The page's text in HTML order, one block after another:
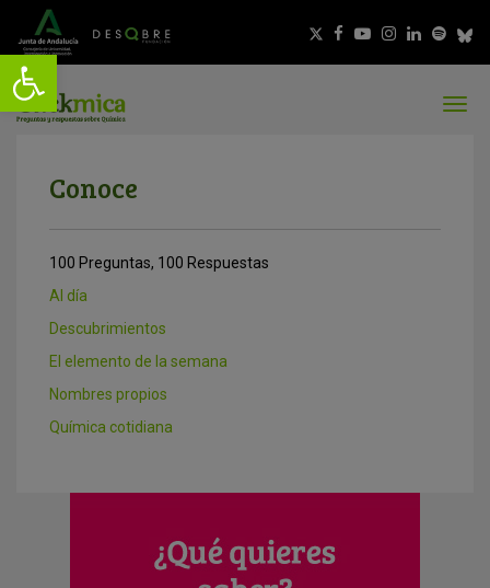
Conoce
100 Preguntas, 100 Respuestas
Al día
Descubrimientos
El elemento de la semana
Nombres propios
Química cotidiana